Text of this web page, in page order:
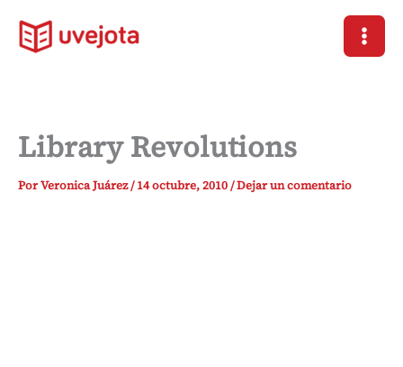
contenido
Library Revolutions
PorVeronica Juárez/14 octubre, 2010/Dejar un comentario